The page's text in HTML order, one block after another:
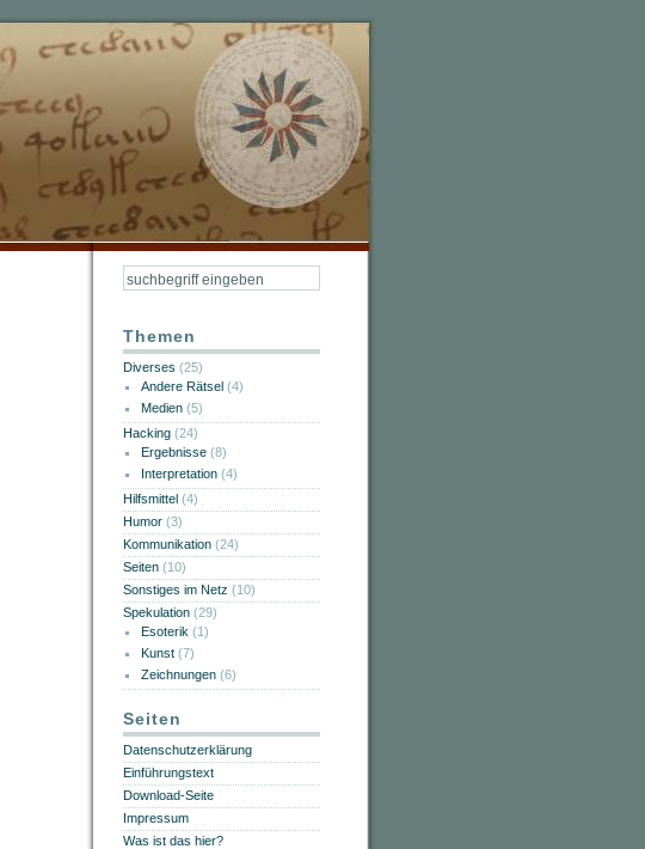
Themen
Diverses (25)
Andere Rätsel (4)
Medien (5)
Hacking (24)
Ergebnisse (8)
Interpretation (4)
Hilfsmittel (4)
Humor (3)
Kommunikation (24)
Seiten (10)
Sonstiges im Netz (10)
Spekulation (29)
Esoterik (1)
Kunst (7)
Zeichnungen (6)
Seiten
Datenschutzerklärung
Einführungstext
Download-Seite
Impressum
Was ist das hier?